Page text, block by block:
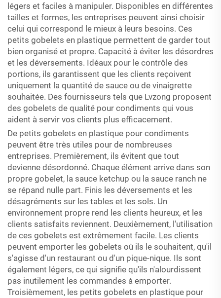
légers et faciles à manipuler. Disponibles en différentes
tailles et formes, les entreprises peuvent ainsi choisir
celui qui correspond le mieux à leurs besoins. Ces
petits gobelets en plastique permettent de garder tout
bien organisé et propre. Capacité à éviter les désordres
et les déversements. Idéaux pour le contrôle des
portions, ils garantissent que les clients reçoivent
uniquement la quantité de sauce ou de vinaigrette
souhaitée. Des fournisseurs tels que Lvzong proposent
des gobelets de qualité pour condiments qui vous
aident à servir vos clients plus efficacement.
De petits gobelets en plastique pour condiments
peuvent être très utiles pour de nombreuses
entreprises. Premièrement, ils évitent que tout
devienne désordonné. Chaque élément arrive dans son
propre gobelet, la sauce ketchup ou la sauce ranch ne
se répand nulle part. Finis les déversements et les
désagréments sur les tables et les sols. Un
environnement propre rend les clients heureux, et les
clients satisfaits reviennent. Deuxièmement, l'utilisation
de ces gobelets est extrêmement facile. Les clients
peuvent emporter les gobelets où ils le souhaitent, qu'il
s'agisse d'un restaurant ou d'un pique-nique. Ils sont
également légers, ce qui signifie qu'ils n'alourdissent
pas inutilement les commandes à emporter.
Troisièmement, les petits gobelets en plastique pour